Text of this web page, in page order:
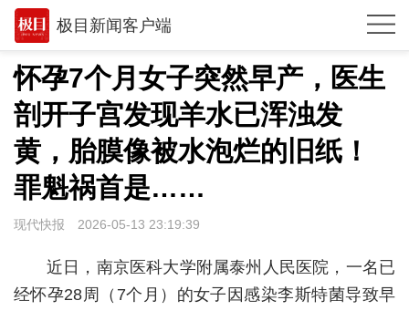
极目新闻客户端
推荐
观点
时政
湖北
武汉
世相
环球
怀孕7个月女子突然早产，医生
剖开子宫发现羊水已浑浊发
黄，胎膜像被水泡烂的旧纸！
罪魁祸首是……
现代快报 2026-05-13 23:19:39
近日，南京医科大学附属泰州人民医院，一名已
经怀孕28周（7个月）的女子因感染李斯特菌导致早